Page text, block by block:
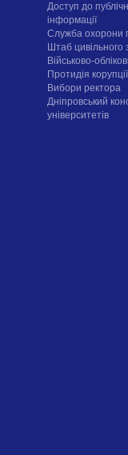
Доступ до
інформації
Служба охорони
Штаб цивільного
Військово-
Протидія корупції
Вибори ректора
Дніпровський
університетів